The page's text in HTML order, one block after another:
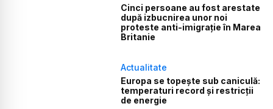
Cinci persoane au fost arestate
după izbucnirea unor noi
proteste anti-imigrație în Marea
Britanie
Actualitate
Europa se topește sub caniculă:
temperaturi record și restricții
de energie